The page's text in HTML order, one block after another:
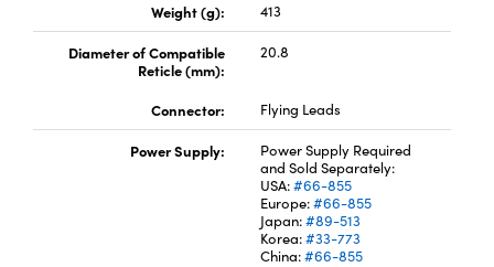
Weight (g):
413
Diameter of Compatible
Reticle (mm):
20.8
Connector: Flying Leads
Power Supply:
Power Supply Required
and Sold Separately:
USA:#66-855
Europe:#66-855
Japan:#89-513
Korea:#33-773
China:#66-855